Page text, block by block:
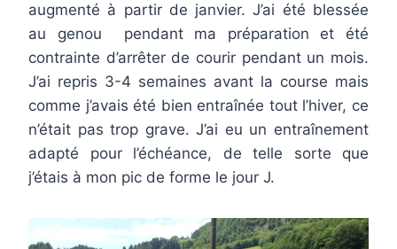
augmenté à partir de janvier. J’ai été blessée
au genou pendant ma préparation et été
contrainte d’arrêter de courir pendant un mois.
J’ai repris 3-4 semaines avant la course mais
comme j’avais été bien entraînée tout l’hiver, ce
n’était pas trop grave. J’ai eu un entraînement
adapté pour l’échéance, de telle sorte que
j’étais à mon pic de forme le jour J.